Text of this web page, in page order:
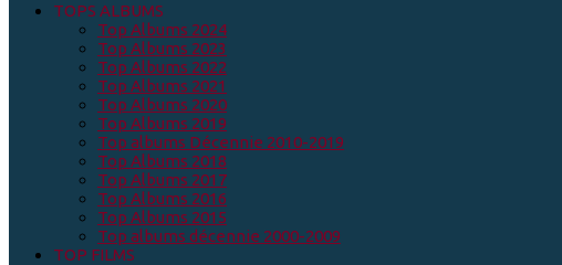
TOPS ALBUMS
Top Albums 2024
Top Albums 2023
Top Albums 2022
Top Albums 2021
Top Albums 2020
Top Albums 2019
Top albums Décennie 2010-2019
Top Albums 2018
Top Albums 2017
Top Albums 2016
Top Albums 2015
Top albums décennie 2000-2009
TOP FILMS